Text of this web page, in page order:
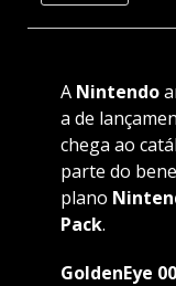
A Nintendo
a de
chega ao
parte do
plano
Pack.
GoldenEye